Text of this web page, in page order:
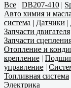
Все | DB207-410 |
Авто химия и масла
система | Датчики |
Запчасти двигателя
Запчасти
Отопление и
крепление |
управление |
Топливная система
Электрика